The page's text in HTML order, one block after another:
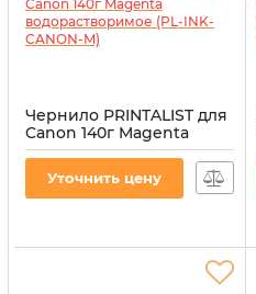
Чернило PRINTALIST для
Canon 140г Magenta
водорастворимое (PL-
PL-INK-CANON-M
Уточнить цену